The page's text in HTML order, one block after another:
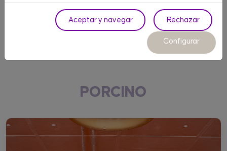
PORCINO
Aceptar y navegar Rechazar
Configurar